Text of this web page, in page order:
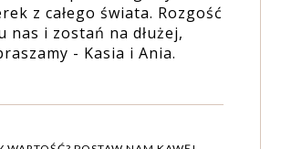
z całego świata. Rozgość
nas i zostań na dłużej,
- Kasia i Ania.